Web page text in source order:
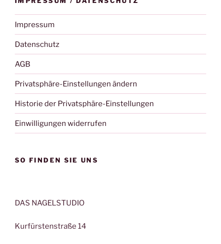
Impressum
Datenschutz
AGB
Privatsphäre-Einstellungen ändern
Historie der Privatsphäre-Einstellungen
Einwilligungen widerrufen
SO FINDEN SIE UNS
DAS NAGELSTUDIO
Kurfürstenstraße 14